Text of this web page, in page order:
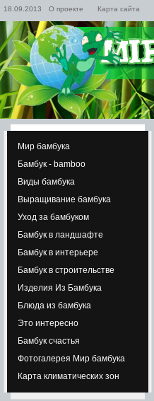
18.09.2013 О проекте Карта сайта
Мир бамбука
Бамбук - bamboo
Виды бамбука
Выращивание бамбука
Уход за бамбуком
Бамбук в ландшафте
Бамбук в интерьере
Бамбук в строительстве
Изделия Из Бамбука
Блюда из бамбука
Это интересно
Бамбук счастья
Фотогалерея Мир бамбука
Карта климатических зон